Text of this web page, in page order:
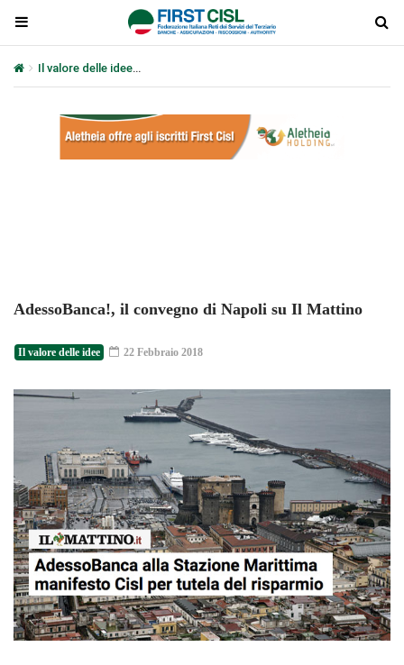
Il valore delle idee
AdessoBanca!, il convegno di Napoli su Il Mattino
Il valore delle idee 22 Febbraio 2018